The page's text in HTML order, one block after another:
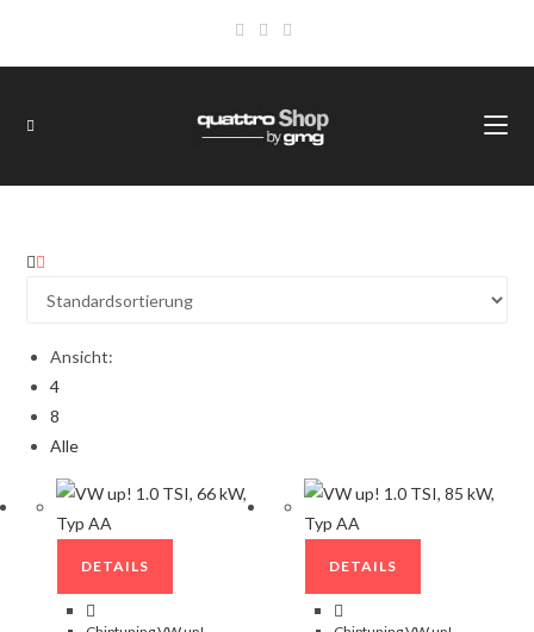
Ansicht:
4
8
Alle
DETAILS DETAILS